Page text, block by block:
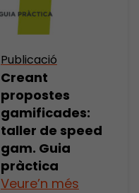
Publicació
Creant
propostes
gamificades:
taller de speed
gam. Guia
pràctica
Veure’n més